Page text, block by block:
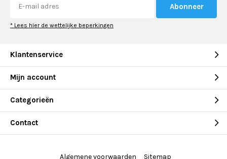
Abonneer
* Lees hier de wettelijke beperkingen
Klantenservice
Mijn account
Categorieën
Contact
Algemene voorwaarden Sitemap